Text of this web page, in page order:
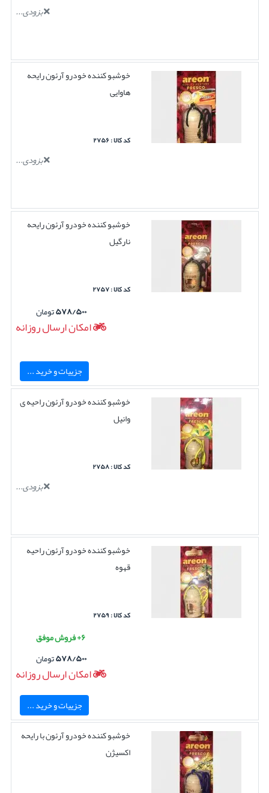
بزودی...
خوشبو کننده خودرو آرئون رایحه
هاوایی
کد کالا : ۲۷۵۶
بزودی...
خوشبو کننده خودرو آرئون رایحه
نارگیل
کد کالا : ۲۷۵۷
۵۷۸/۵۰۰تومان
امکان ارسال روزانه
جزییات و خرید ...
خوشبو کننده خودرو آرئون راحیه ی
وانیل
کد کالا : ۲۷۵۸
بزودی...
خوشبو کننده خودرو آرئون راحیه
قهوه
کد کالا : ۲۷۵۹
۶+ فروش موفق
۵۷۸/۵۰۰تومان
امکان ارسال روزانه
جزییات و خرید ...
خوشبو کننده خودرو آرئون با رایحه
اکسیژن